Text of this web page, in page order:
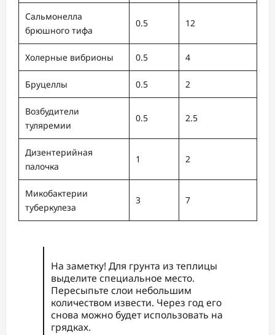
Сальмонелла
брюшного тифа
0.5 12
Холерные вибрионы 0.5 4
Бруцеллы 0.5 2
Возбудители
туляремии
0.5 2.5
Дизентерийная
палочка
1 2
Микобактерии
туберкулеза
3 7
На заметку! Для грунта из теплицы
выделите специальное место.
Пересыпьте слои небольшим
количеством извести. Через год его
снова можно будет использовать на
грядках.